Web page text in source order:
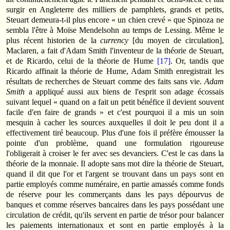
surgir en Angleterre des milliers de pamphlets, grands et petits,
Steuart demeura-t-il plus encore « un chien crevé » que Spinoza ne
sembla l'être à Moïse Mendelsohn au temps de Lessing. Même le
plus récent historien de lacurrency [du moyen de circulation],
Maclaren, a fait d'Adam Smith l'inventeur de la théorie de Steuart,
et de Ricardo, celui de la théorie de Hume [17]. Or, tandis que
Ricardo affinait la théorie de Hume, Adam Smith enregistrait les
résultats de recherches de Steuart comme des faits sans vie. Adam
Smith a appliqué aussi aux biens de l'esprit son adage écossais
suivant lequel « quand on a fait un petit bénéfice il devient souvent
facile d'en faire de grands » et c'est pourquoi il a mis un soin
mesquin à cacher les sources auxquelles il doit le peu dont il a
effectivement tiré beaucoup. Plus d'une fois il préfère émousser la
pointe d'un problème, quand une formulation rigoureuse
l'obligerait à croiser le fer avec ses devanciers. C'est le cas dans la
théorie de la monnaie. Il adopte sans mot dire la théorie de Steuart,
quand il dit que l'or et l'argent se trouvant dans un pays sont en
partie employés comme numéraire, en partie amassés comme fonds
de réserve pour les commerçants dans les pays dépourvus de
banques et comme réserves bancaires dans les pays possédant une
circulation de crédit, qu'ils servent en partie de trésor pour balancer
les paiements internationaux et sont en partie employés à la